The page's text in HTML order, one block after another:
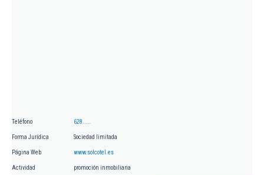
Teléfono 628.....
Forma Jurídica Sociedad limitada
Página Web www.solcotel.es
Actividad promoción inmobiliaria